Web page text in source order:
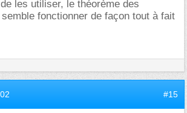
les utiliser, le théorème des
fonctionner de façon tout à fait
#15